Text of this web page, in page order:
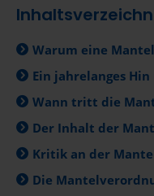
Warum eine
Ein jahrelanges
Wann tritt die
Der Inhalt der
Kritik an der
Die